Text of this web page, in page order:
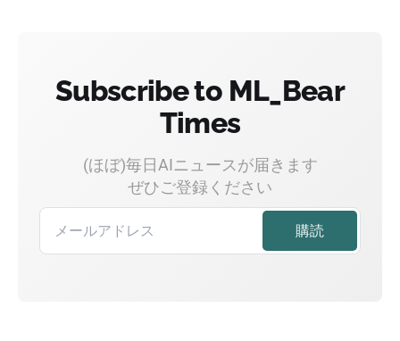
Subscribe to ML_Bear
Times
(ほぼ)毎日AIニュースが届きます
ぜひご登録ください